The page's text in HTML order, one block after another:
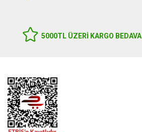
5000TL ÜZERI KARGO BEDAVA